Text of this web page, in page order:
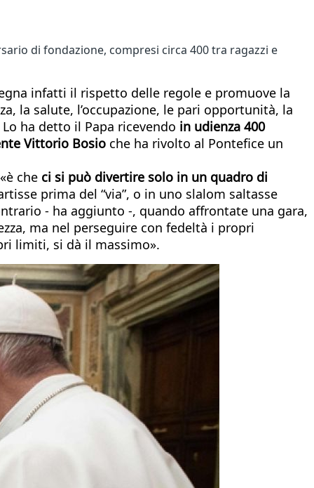
di fondazione, compresi circa 400 tra ragazzi e
infatti il rispetto delle regole e promuove la
la salute, l’occupazione, le pari opportunità, la
ha detto il Papa ricevendo in udienza 400
Vittorio Bosio che ha rivolto al Pontefice un
che ci si può divertire solo in un quadro di
prima del “via”, o in uno slalom saltasse
- ha aggiunto -, quando affrontate una gara,
ma nel perseguire con fedeltà i propri
limiti, si dà il massimo».